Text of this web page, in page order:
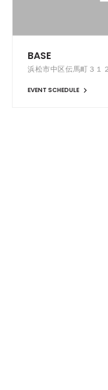
BASE
浜松市中区伝馬町３１
EVENT SCHEDULE